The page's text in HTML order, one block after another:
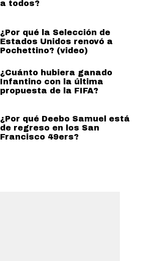
a todos?
¿Por qué la Selección de
Estados Unidos renovó a
Pochettino? (video)
¿Cuánto hubiera ganado
Infantino con la última
propuesta de la FIFA?
¿Por qué Deebo Samuel está
de regreso en los San
Francisco 49ers?